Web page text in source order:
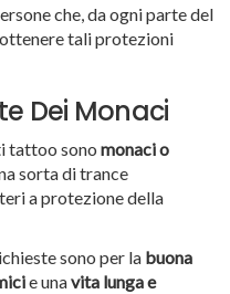
che, da ogni parte del
tali protezioni
Dei Monaci
tattoo sono monaci o
sorta di trance
a protezione della
sono per la buona
e unavita lunga e